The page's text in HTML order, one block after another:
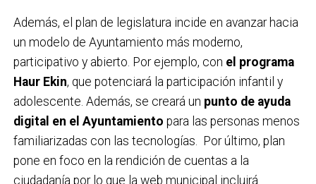
Además, el plan de legislatura incide en avanzar hacia
un modelo de Ayuntamiento más moderno,
participativo y abierto. Por ejemplo, con el programa
Haur Ekin, que potenciará la participación infantil y
adolescente. Además, se creará un punto de ayuda
digital en el Ayuntamiento para las personas menos
familiarizadas con las tecnologías. Por último, plan
pone en foco en la rendición de cuentas a la
ciudadanía por lo que la web municipal incluirá